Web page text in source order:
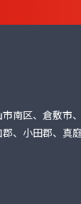
南区、倉敷
、小田郡、